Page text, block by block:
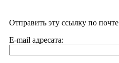
Отправить эту ссылку по почте
E-mail адресата: